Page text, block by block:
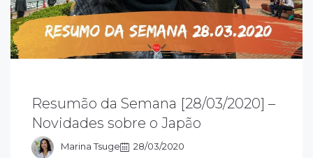
Resumão da Semana [28/03/2020] –
Novidades sobre o Japão
Marina Tsuge
28/03/2020
da semana 28/03/2020 sobre o
acompanhe as novidades que rolaram
semana e fique ligado em tudo que
sobre o Japão